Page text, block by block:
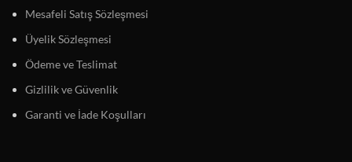
Mesafeli Satış Sözleşmesi
Üyelik Sözleşmesi
Ödeme ve Teslimat
Gizlilik ve Güvenlik
Garanti ve İade Koşulları